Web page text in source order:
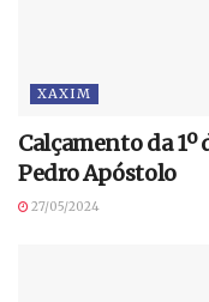
XAXIM
Calçamento da 1º
Pedro Apóstolo
27/05/2024